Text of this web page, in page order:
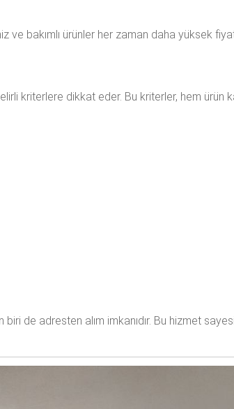
ve bakımlı ürünler her zaman daha yüksek
kriterlere dikkat eder. Bu kriterler, hem ürün
de adresten alım imkanıdır. Bu hizmet